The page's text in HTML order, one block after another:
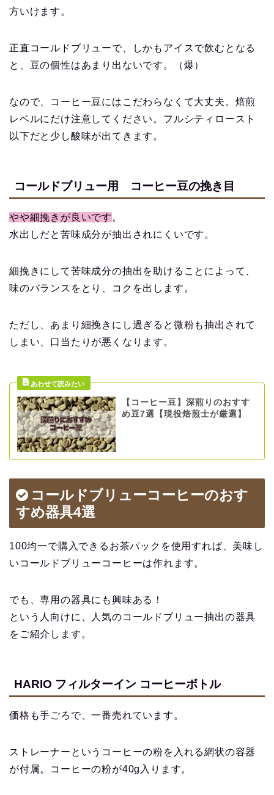
方いけます。
正直コールドブリューで、しかもアイスで飲むとなる
と、豆の個性はあまり出ないです。（爆）
なので、コーヒー豆にはこだわらなくて大丈夫。焙煎
レベルにだけ注意してください。フルシティロースト
以下だと少し酸味が出てきます。
コールドブリュー用 コーヒー豆の挽き目
やや細挽きが良いです 。
水出しだと苦味成分が抽出されにくいです。
細挽きにして苦味成分の抽出を助けることによって、
味のバランスをとり、コクを出します。
ただし、あまり細挽きにし過ぎると微粉も抽出されて
しまい、口当たりが悪くなります。
【コーヒー豆】深煎りのおすす
め豆7選【現役焙煎士が厳選】
コールドブリューコーヒーのおす
すめ器具4選
100均一で購入できるお茶パックを使用すれば、美味し
いコールドブリューコーヒーは作れます。
でも、専用の器具にも興味ある！
という人向けに、人気のコールドブリュー抽出の器具
をご紹介します。
HARIO フィルターイン コーヒーボトル
価格も手ごろで、一番売れています。
ストレーナーというコーヒーの粉を入れる網状の容器
が付属。コーヒーの粉が40g入ります。